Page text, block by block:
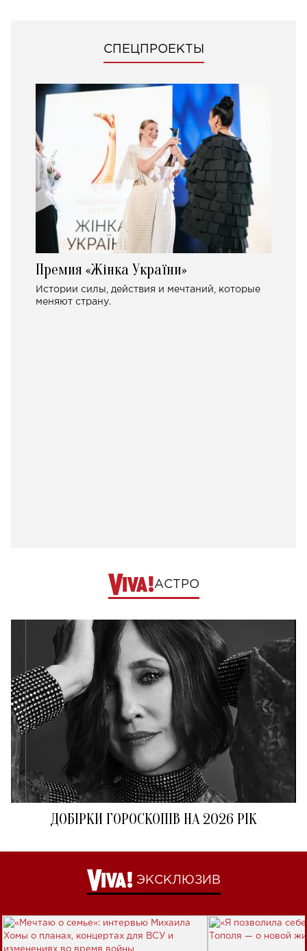
СПЕЦПРОЕКТЫ
Премия «Жінка України»
Истории силы, действия и мечтаний, которые
меняют страну.
АСТРО
ДОБІРКИ ГОРОСКОПІВ НА 2026 РІК
ЭКСКЛЮЗИВ